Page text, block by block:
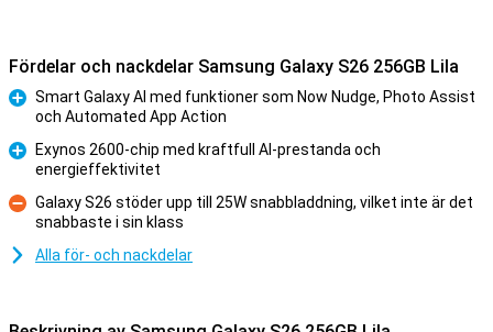
Fördelar och nackdelar Samsung Galaxy S26 256GB Lila
Fördelar
Smart Galaxy AI med funktioner som Now Nudge, Photo Assist
och Automated App Action
Fördelar
Exynos 2600-chip med kraftfull AI-prestanda och
energieffektivitet
Nackdelar
Galaxy S26 stöder upp till 25W snabbladdning, vilket inte är det
snabbaste i sin klass
Alla för- och nackdelar